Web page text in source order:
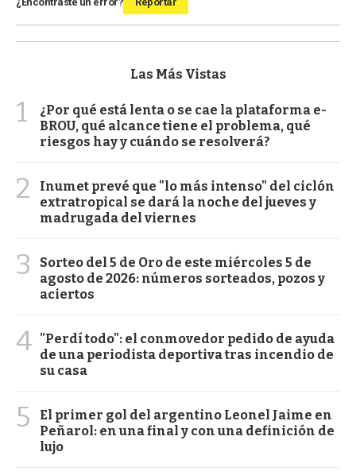
Las Más Vistas
1
¿Por qué está lenta o se cae la plataforma e-
BROU, qué alcance tiene el problema, qué
riesgos hay y cuándo se resolverá?
2
Inumet prevé que "lo más intenso" del ciclón
extratropical se dará la noche del jueves y
madrugada del viernes
3
Sorteo del 5 de Oro de este miércoles 5 de
agosto de 2026: números sorteados, pozos y
aciertos
4 "Perdí todo": el conmovedor pedido de ayuda
de una periodista deportiva tras incendio de
su casa
5
El primer gol del argentino Leonel Jaime en
Peñarol: en una final y con una definición de
lujo